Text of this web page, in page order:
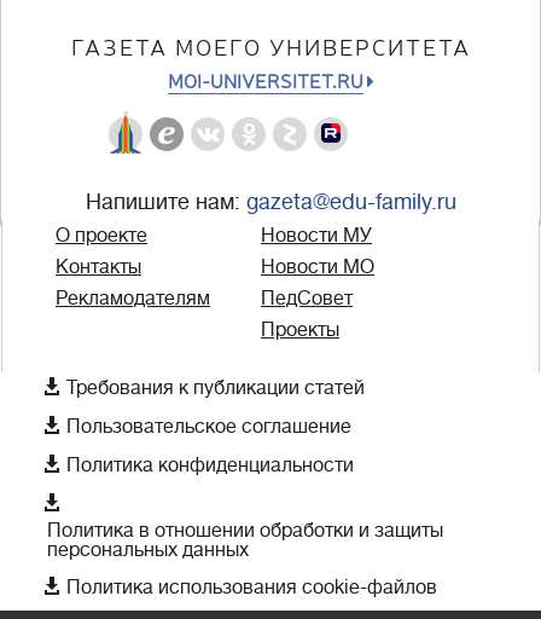
ГАЗЕТА МОЕГО УНИВЕРСИТЕТА
MOI-UNIVERSITET.RU
Напишите нам: gazeta@edu-family.ru
О проекте
Контакты
Рекламодателям
Новости МУ
Новости МО
ПедСовет
Проекты
 Требования к публикации статей
 Пользовательское соглашение
 Политика конфиденциальности

Политика в отношении обработки и защиты
персональных данных
 Политика использования cookie-файлов